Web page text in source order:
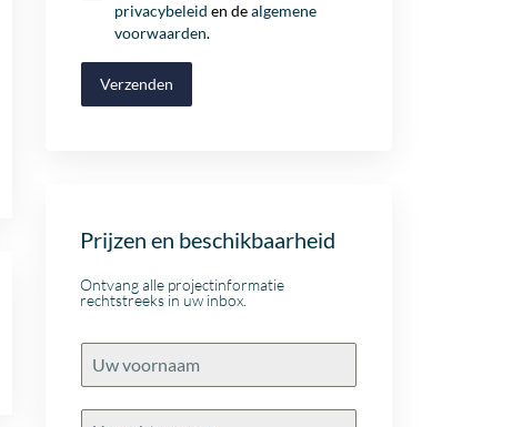
privacybeleid en dealgemene
voorwaarden.
Verzenden
Prijzen en beschikbaarheid
Ontvang alle projectinformatie
rechtstreeks in uw inbox.